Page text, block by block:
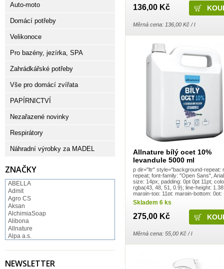
136,00 Kč
Měrná cena: 136,00 Kč / l
Allnature bílý ocet 10%
levandule 5000 ml
p dir="ltr" style="background-repeat:
repeat; font-family: "Open Sans",
size: 14px; padding: 0pt 0pt 11pt;
rgba(43, 48, 51, 0.9); line-height:
margin-top: 11pt; margin-bottom: 0pt;
9.19px !important; --vw: 19.03px
...
Skladem 6 ks
275,00 Kč
Měrná cena: 55,00 Kč / l
Auto-moto
Domácí potřeby
Velikonoce
Pro bazény, jezírka, SPA
Zahrádkářské potřeby
Vše pro domácí zvířata
PAPÍRNICTVÍ
Nezařazené novinky
Respirátory
Náhradní výrobky za MADEL
ZNAČKY
ABELLA
Admit
Agro CS
Aksan
AlchimiaSoap
Alibona
Allnature
Alpa a.s.
Alufix
Astonish
NEWSLETTER